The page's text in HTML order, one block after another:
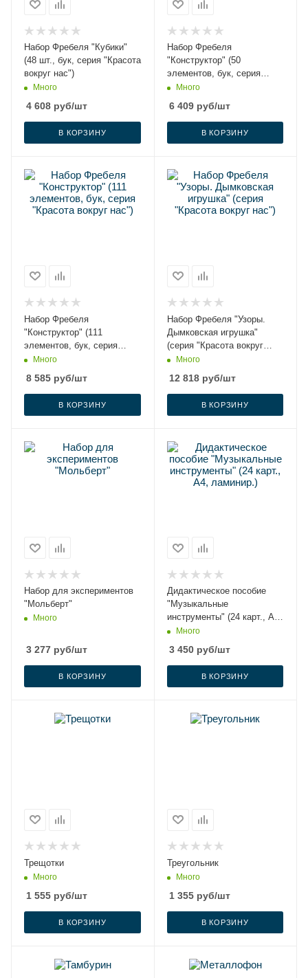
Набор Фребеля "Кубики"
(48 шт., бук, серия "Красота
вокруг нас")
Много
4 608 руб/шт
В КОРЗИНУ
Набор Фребеля
"Конструктор" (50
элементов, бук, серия
"Красота вокруг нас")
Много
6 409руб/шт
В КОРЗИНУ
Набор Фребеля
"Конструктор" (111
элементов, бук, серия
"Красота вокруг нас")
Много
8 585 руб/шт
В КОРЗИНУ
Набор Фребеля "Узоры.
Дымковская игрушка"
(серия "Красота вокруг
нас")Много
12 818руб/шт
В КОРЗИНУ
Набор для экспериментов
"Мольберт"
Много
3 277 руб/шт
В КОРЗИНУ
Дидактическое пособие
"Музыкальные
инструменты" (24 карт., А4,
ламинир.)
Много
3 450руб/шт
В КОРЗИНУ
Трещотки
Много
1 555 руб/шт
В КОРЗИНУ
Треугольник
Много
1 355руб/шт
В КОРЗИНУ